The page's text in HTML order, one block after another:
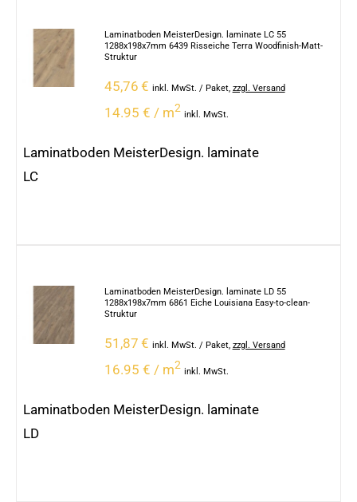
Laminatboden MeisterDesign. laminate LC 55
1288x198x7mm 6439 Risseiche Terra Woodfinish-Matt-
Struktur
45,76 € inkl. MwSt. / Paket, zzgl. Versand
14.95 € / m2
inkl. MwSt.
Laminatboden MeisterDesign. laminate
LC
Laminatboden MeisterDesign. laminate LD 55
1288x198x7mm 6861 Eiche Louisiana Easy-to-clean-
Struktur
51,87 € inkl. MwSt. / Paket, zzgl. Versand
16.95 € / m2
inkl. MwSt.
Laminatboden MeisterDesign. laminate
LD